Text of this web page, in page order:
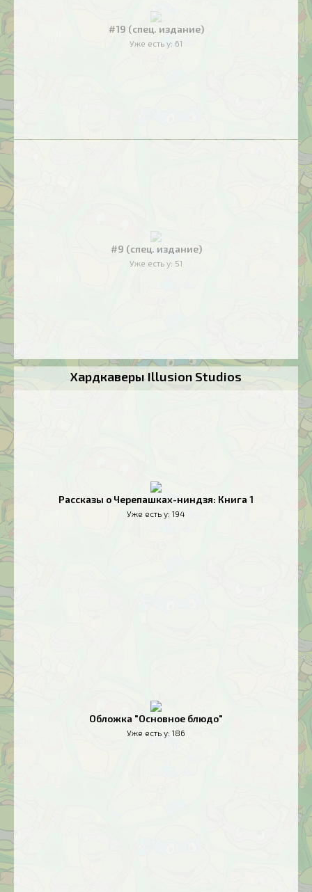
#19 (спец. издание)
Уже есть у: 61
#9 (спец. издание)
Уже есть у: 51
Хардкаверы Illusion Studios
Рассказы о Черепашках-ниндзя: Книга 1
Уже есть у: 194
Обложка "Основное блюдо"
Уже есть у: 186